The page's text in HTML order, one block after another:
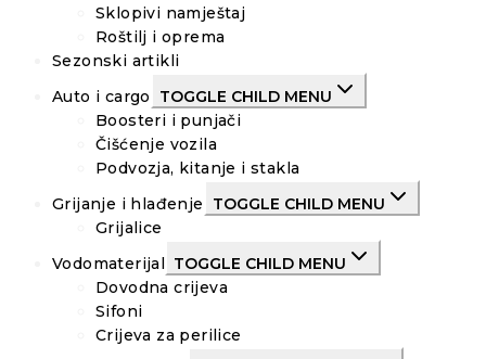
Sklopivi namještaj
Roštilj i oprema
Sezonski artikli
Auto i cargo
TOGGLE CHILD MENU
Boosteri i punjači
Čišćenje vozila
Podvozja, kitanje i stakla
Grijanje i hlađenje
TOGGLE CHILD MENU
Grijalice
Vodomaterijal TOGGLE CHILD MENU
Dovodna crijeva
Sifoni
Crijeva za perilice